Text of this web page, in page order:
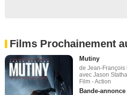
Films Prochainement
Mutiny
de Jean-François
avec Jason
Film - Action
Bande-annonce